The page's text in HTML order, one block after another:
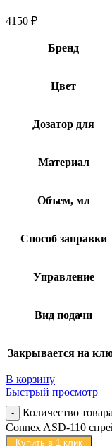
4150 ₽
Бренд
Цвет
Дозатор для
Материал
Объем, мл
Способ заправки
Управление
Вид подачи
Закрывается на
В корзину
Быстрый просмотр
Количество
Connex ASD-110
Купить в 1 клик